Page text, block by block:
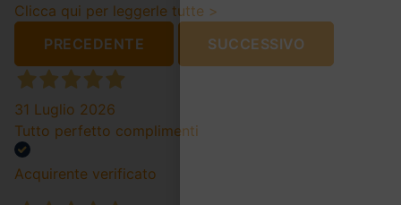
Clicca qui per leggerle tutte >
PRECEDENTE
SUCCESSIVO
31 Luglio 2026
Tutto perfetto complimenti
Acquirente verificato